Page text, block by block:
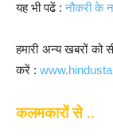
यह भी पढें :नौकरी के
हमारी अन्य खबरों
करें :
कलमकारों से ..